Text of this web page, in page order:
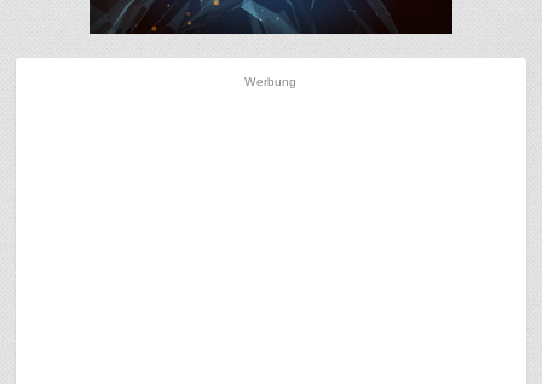
Werbung